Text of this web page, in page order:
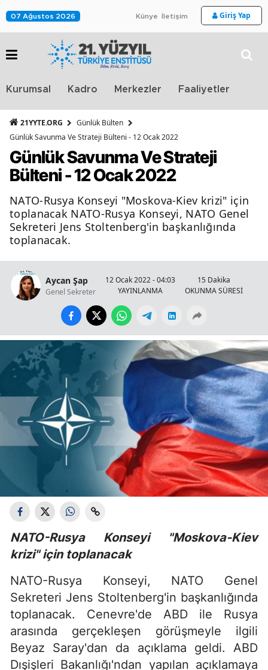
07 Ağustos 2026 Künye İletişim Giriş Yap
Kurumsal Kadro Merkezler Faaliyetler
21YYTE.ORG
Günlük Bülten
Günlük Savunma Ve Strateji Bülteni - 12 Ocak 2022
Günlük Savunma Ve Strateji
Bülteni - 12 Ocak 2022
NATO-Rusya Konseyi "Moskova-Kiev krizi" için
toplanacak NATO-Rusya Konseyi, NATO Genel
Sekreteri Jens Stoltenberg'in başkanlığında
toplanacak.
Aycan Şap
Genel Sekreter
12 Ocak 2022 - 04:03
YAYINLANMA
15 Dakika
OKUNMA SÜRESİ
NATO-Rusya Konseyi "Moskova-Kiev
krizi" için toplanacak
NATO-Rusya Konseyi, NATO Genel
Sekreteri Jens Stoltenberg'in başkanlığında
toplanacak. Cenevre'de ABD ile Rusya
arasında gerçekleşen görüşmeyle ilgili
Beyaz Saray'dan da açıklama geldi. ABD
Dışişleri Bakanlığı'ndan yapılan açıklamaya